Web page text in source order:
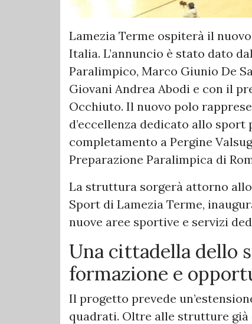
Lamezia Terme ospiterà il
Italia. L’annuncio è stato dato
Paralimpico, Marco Giunio De
Giovani Andrea Abodi e con il
Occhiuto. Il nuovo polo
d’eccellenza dedicato allo
completamento a Pergine
Preparazione Paralimpica di
La struttura sorgerà attorno
Sport di Lamezia Terme,
nuove aree sportive e servizi
Una cittadella dello
formazione e
Il progetto prevede
quadrati. Oltre alle strutture già